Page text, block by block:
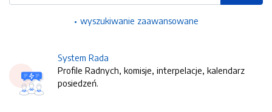
wyszukiwanie zaawansowane
System Rada
Profile Radnych, komisje, interpelacje, kalendarz
posiedzeń.